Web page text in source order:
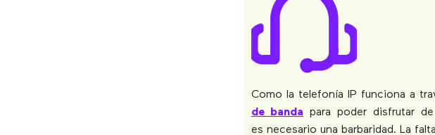
Como la telefonía IP funciona a
de banda para poder disfrutar
es necesario una barbaridad. La